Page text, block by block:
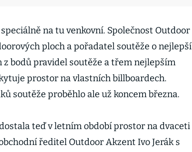
na tu venkovní. Společnost Outdoor
ploch a pořadatel soutěže o nejlepší
z bodů pravidel soutěže a třem nejlepším
prostor na vlastních billboardech.
soutěže proběhlo ale už koncem března.
teď v letním období prostor na dvaceti
ředitel Outdoor Akzent Ivo Jerák s